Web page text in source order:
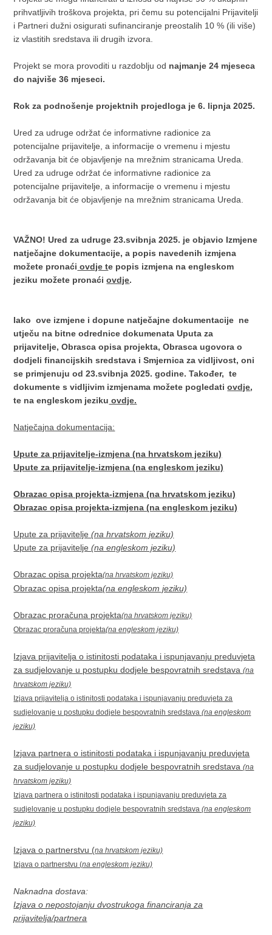
prihvatljivih troškova projekta, pri čemu su potencijalni Prijavitelji
i Partneri dužni osigurati sufinanciranje preostalih 10 % (ili više)
iz vlastitih sredstava ili drugih izvora.
Projekt se mora provoditi u razdoblju od najmanje 24 mjeseca
do najviše 36 mjeseci.
Rok za podnošenje projektnih projedloga je 6. lipnja 2025.
Ured za udruge održat će informativne radionice za
potencijalne prijavitelje, a informacije o vremenu i mjestu
održavanja bit će objavljenje na mrežnim stranicama Ureda.
Ured za udruge održat će informativne radionice za
potencijalne prijavitelje, a informacije o vremenu i mjestu
održavanja bit će objavljenje na mrežnim stranicama Ureda.
VAŽNO! Ured za udruge 23.svibnja 2025. je objavio Izmjene
natječajne dokumentacije, a popis navedenih izmjena
možete pronaći ovdje te popis izmjena na engleskom
jeziku možete pronaćiovdje.
Iako ove izmjene i dopune natječajne dokumentacije ne
utječu na bitne odrednice dokumenata Uputa za
prijavitelje, Obrasca opisa projekta, Obrasca ugovora o
dodjeli financijskih sredstava i Smjernica za vidljivost, oni
se primjenuju od 23.svibnja 2025. godine. Također, te
dokumente s vidljivim izmjenama možete pogledatiovdje,
te na engleskom jeziku ovdje.
Natječajna dokumentacija:
Upute za prijavitelje-izmjena (na hrvatskom jeziku)
Upute za prijavitelje-izmjena (na engleskom jeziku)
Obrazac opisa projekta-izmjena (na hrvatskom jeziku)
Obrazac opisa projekta-izmjena (na engleskom jeziku)
Upute za prijavitelje(na hrvatskom jeziku)
Upute za prijavitelje(na engleskom jeziku)
Obrazac opisa projekta(na hrvatskom jeziku)
Obrazac opisa projekta(na engleskom jeziku)
Obrazac proračuna projekta(na hrvatskom jeziku)
Obrazac proračuna projekta(na engleskom jeziku)
Izjava prijavitelja o istinitosti podataka i ispunjavanju preduvjeta
za sudjelovanje u postupku dodjele bespovratnih sredstava(na
hrvatskom jeziku)
Izjava prijavitelja o istinitosti podataka i ispunjavanju preduvjeta za
sudjelovanje u postupku dodjele bespovratnih sredstava(na engleskom
jeziku)
Izjava partnera o istinitosti podataka i ispunjavanju preduvjeta
za sudjelovanje u postupku dodjele bespovratnih sredstava(na
hrvatskom jeziku)
Izjava partnera o istinitosti podataka i ispunjavanju preduvjeta za
sudjelovanje u postupku dodjele bespovratnih sredstava(na engleskom
jeziku)
Izjava o partnerstvu (na hrvatskom jeziku)
Izjava o partnerstvu (na engleskom jeziku)
Naknadna dostava:
Izjava o nepostojanju dvostrukoga financiranja za
prijavitelja/partnera